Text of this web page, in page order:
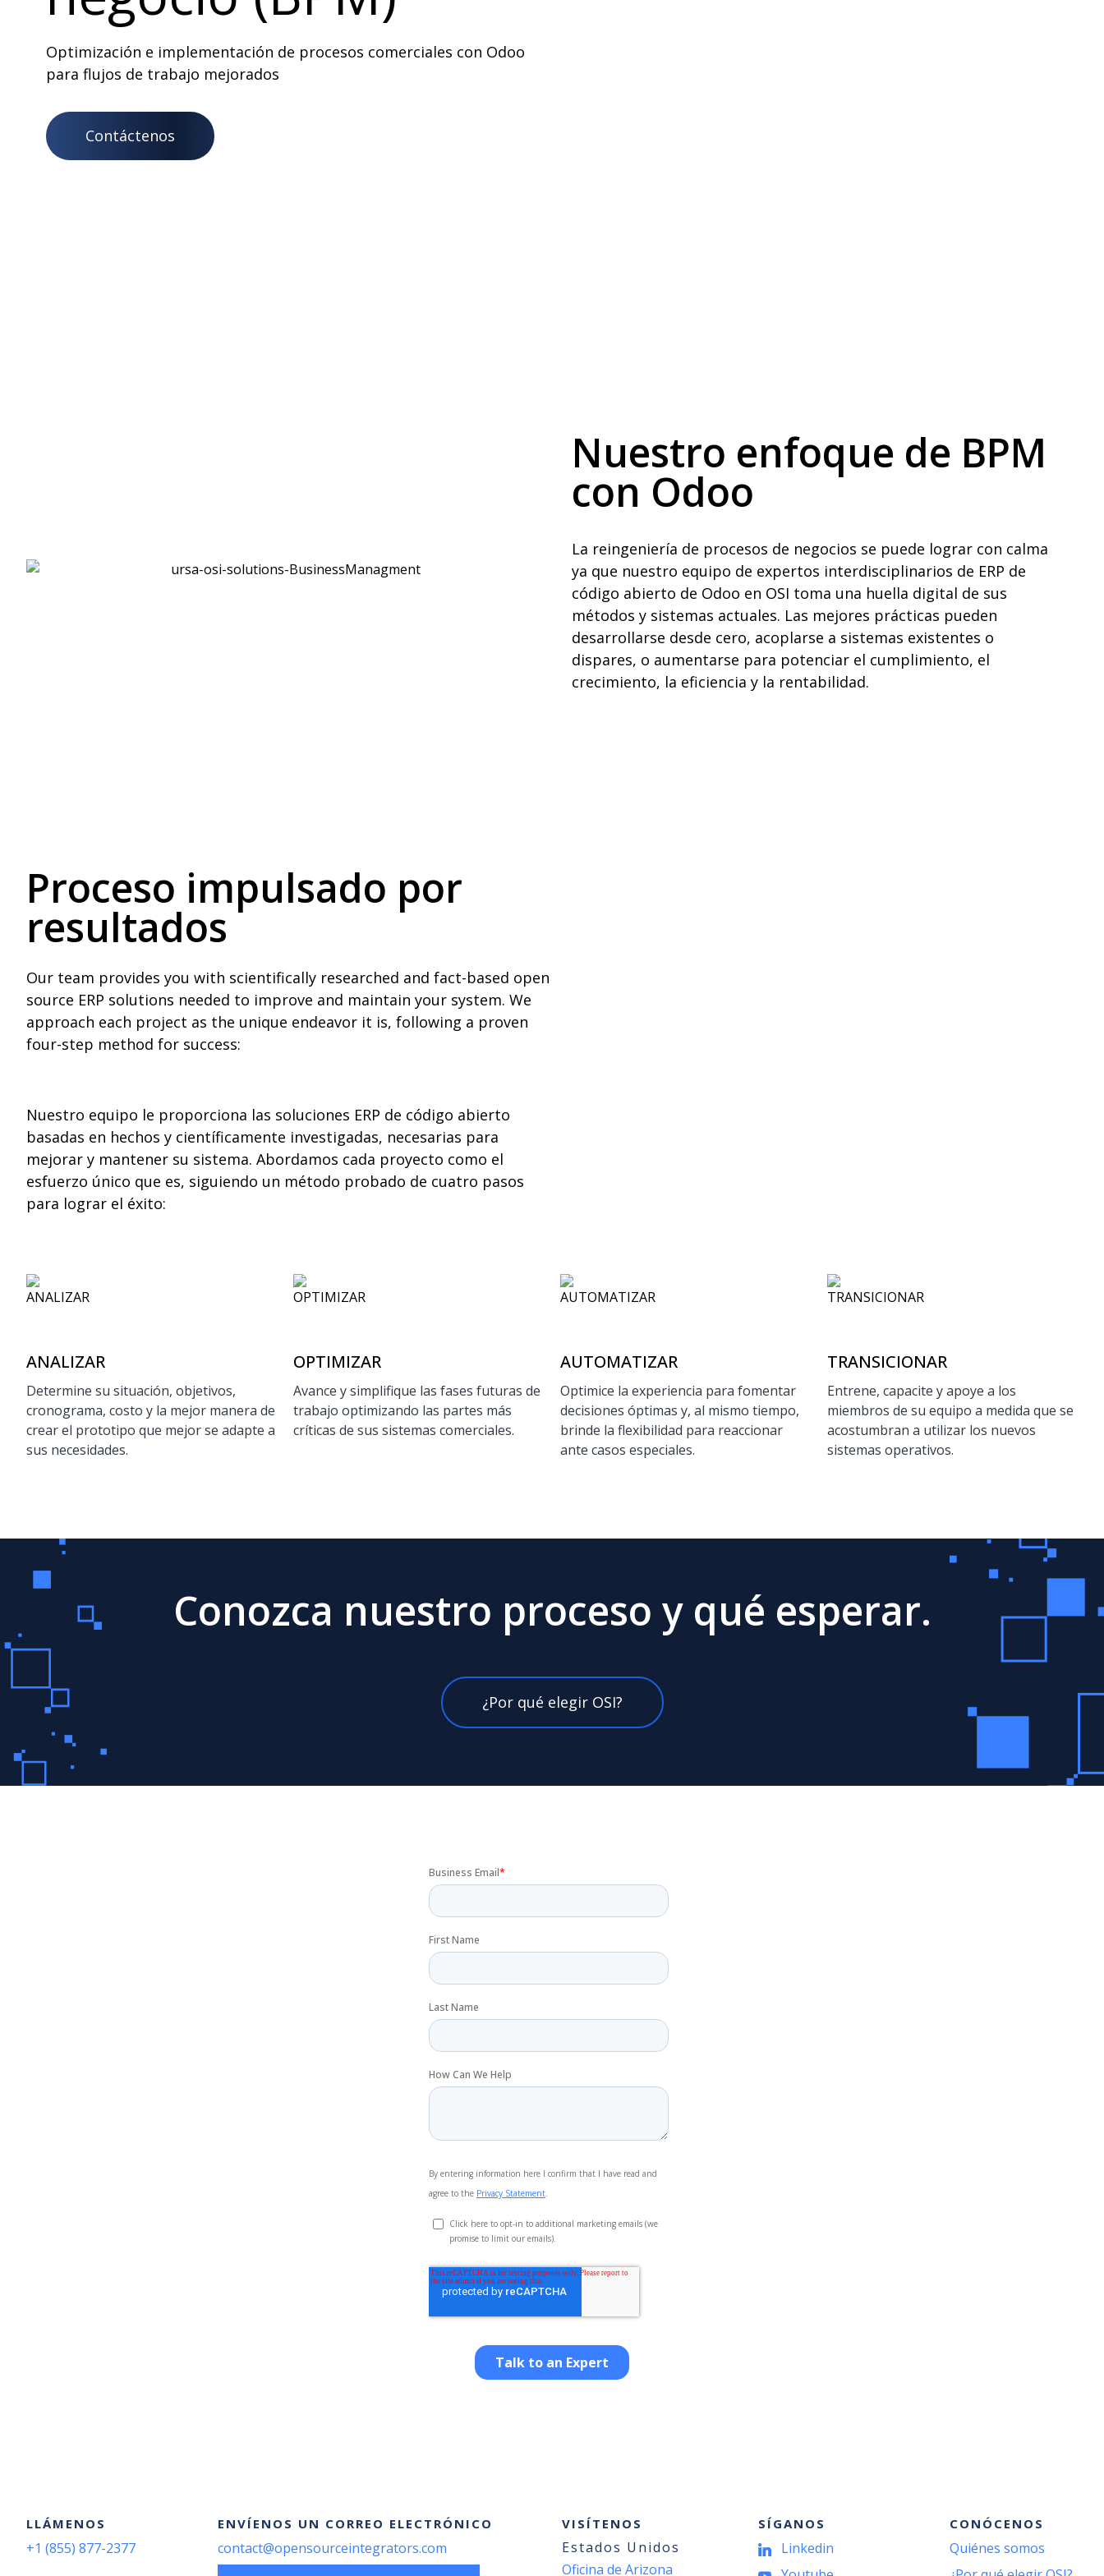
Optimización e implementación de procesos comerciales con Odoo
para flujos de trabajo mejorados
Contáctenos
Nuestro enfoque de BPM
con Odoo
La reingeniería de procesos de negocios se puede lograr con calma
ya que nuestro equipo de expertos interdisciplinarios de ERP de
código abierto de Odoo en OSI toma una huella digital de sus
métodos y sistemas actuales. Las mejores prácticas pueden
desarrollarse desde cero, acoplarse a sistemas existentes o
dispares, o aumentarse para potenciar el cumplimiento, el
crecimiento, la eficiencia y la rentabilidad.
Proceso impulsado por
resultados
Our team provides you with scientifically researched and fact-based open
source ERP solutions needed to improve and maintain your system. We
approach each project as the unique endeavor it is, following a proven
four-step method for success:
Nuestro equipo le proporciona las soluciones ERP de código abierto
basadas en hechos y científicamente investigadas, necesarias para
mejorar y mantener su sistema. Abordamos cada proyecto como el
esfuerzo único que es, siguiendo un método probado de cuatro pasos
para lograr el éxito:
ANALIZAR
Determine su situación, objetivos,
cronograma, costo y la mejor manera de
crear el prototipo que mejor se adapte a
sus necesidades.
OPTIMIZAR
Avance y simplifique las fases futuras de
trabajo optimizando las partes más
críticas de sus sistemas comerciales.
AUTOMATIZAR
Optimice la experiencia para fomentar
decisiones óptimas y, al mismo tiempo,
brinde la flexibilidad para reaccionar
ante casos especiales.
TRANSICIONAR
Entrene, capacite y apoye a los
miembros de su equipo a medida que se
acostumbran a utilizar los nuevos
sistemas operativos.
Conozca nuestro proceso y qué esperar.
¿Por qué elegir OSI?
LLÁMENOS
+1 (855) 877-2377
ENVÍENOS UN CORREO ELECTRÓNICO
contact@opensourceintegrators.com
VISÍTENOS
Estados Unidos
Oficina de Arizona
SÍGANOS
Linkedin
CONÓCENOS
Quiénes somos